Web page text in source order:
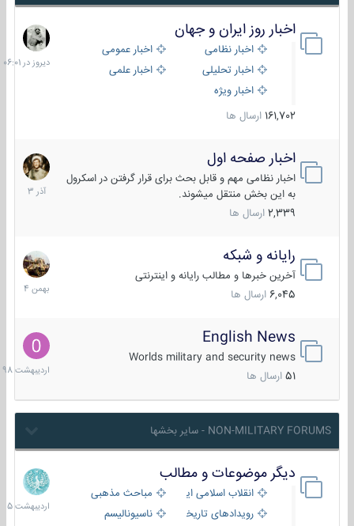
اخبار روز ایران و جهان
اخبار نظامی
اخبار عمومی
اخبار تحلیلی
اخبار علمی
اخبار ویژه
161,702 ارسال ها
دیروز
در
06:01
اخبار صفحه اول
اخبار نظامی مهم و قابل بحث برای قرار گرفتن در اسکرول
به این بخش منتقل میشوند.
2,339 ارسال ها
7
آذر
1403
رایانه و شبکه
آخرین خبرها و مطالب رایانه و اینترنتی
6,045 ارسال ها
30
بهمن
1404
English News
Worlds military and security news
51 ارسال ها
10
1398
NON-MILITARY FORUMS - سایر بخشها
دیگر موضوعات و مطالب
انقلاب اسلامی ایران
مباحث مذهبی
رویدادهای تاریخی و مذهبیناسیونالیسم
8
1405